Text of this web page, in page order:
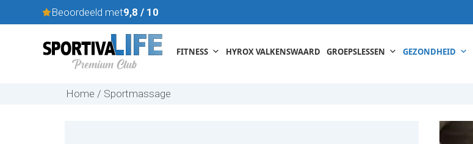
to
Beoordeeld met9,8 / 10
FITNESS HYROX VALKENSWAARD GROEPSLESSEN GEZONDHEID
Home / Sportmassage